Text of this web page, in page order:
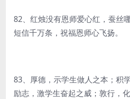
82、红烛没有恩师爱心红，蚕丝
短信千万条，祝福恩师心飞扬。
83、厚德，示学生做人之本；积
励志，激学生奋起之威；敦行，化